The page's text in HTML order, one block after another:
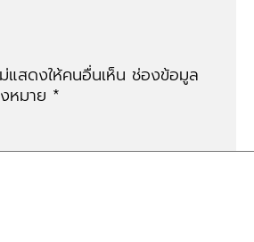
แสดงให้คนอื่นเห็น ช่องข้อมูล
หมาย *